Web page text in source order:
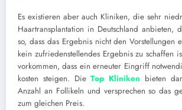
Es existieren aber auch Kliniken, die sehr
Haartransplantation in Deutschland anbieten,
so, dass das Ergebnis nicht den Vorstellungen
kein zufriedenstellendes Ergebnis zu schaffen
vorkommen, dass ein erneuter Eingriff
kosten steigen. DieTop Kliniken bieten
Anzahl an Follikeln und versprechen so das
zum gleichen Preis.